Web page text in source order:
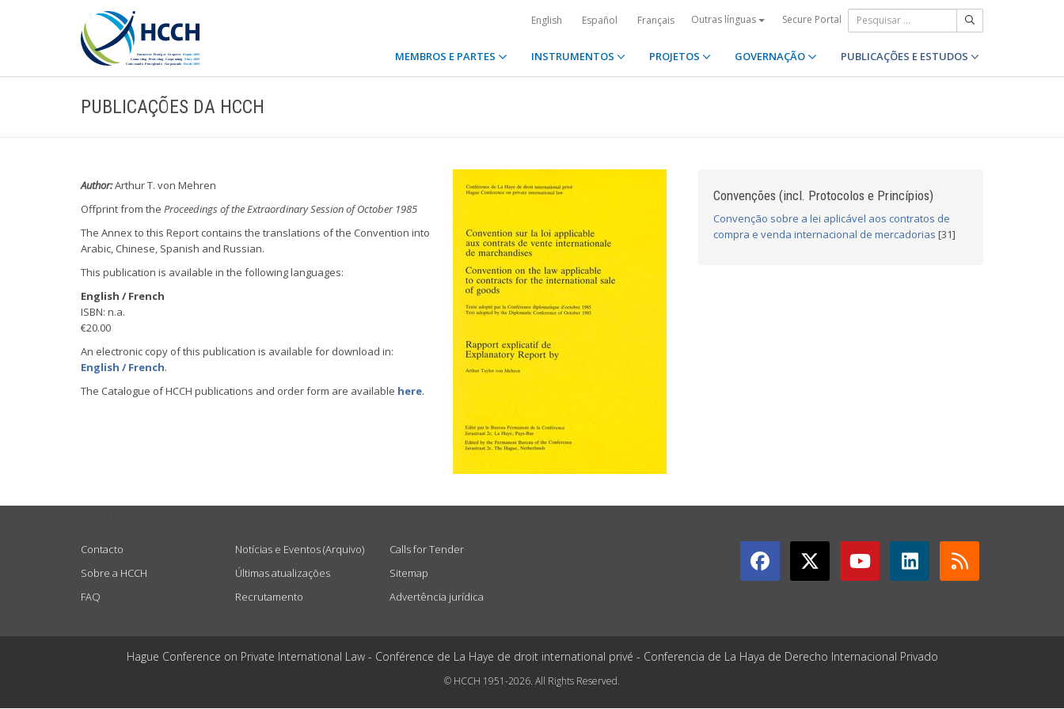
English Español Français Outras línguas Secure Portal
MEMBROS E PARTES INSTRUMENTOS PROJETOS GOVERNAÇÃO PUBLICAÇÕES E ESTUDOS
PUBLICAÇÕES DA HCCH
Author:Arthur T. von Mehren
Offprint from the Proceedings of the Extraordinary Session of October 1985
The Annex to this Report contains the translations of the Convention into
Arabic, Chinese, Spanish and Russian.
This publication is available in the following languages:
English / French
ISBN: n.a.
€20.00
An electronic copy of this publication is available for download in:
English / French.
The Catalogue of HCCH publications and order form are available here.
Convenções (incl. Protocolos e Princípios)
Convenção sobre a lei aplicável aos contratos de
compra e venda internacional de mercadorias [31]
Contacto
Sobre a HCCH
FAQ
Notícias e Eventos (Arquivo)
Últimas atualizações
Recrutamento
Calls for Tender
Sitemap
Advertência jurídica
Hague Conference on Private International Law - Conférence de La Haye de droit international privé - Conferencia de La Haya de Derecho Internacional Privado
© HCCH 1951-2026. All Rights Reserved.